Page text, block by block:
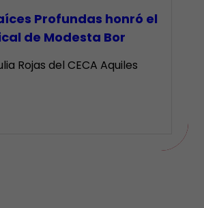
Profundas honró el
de Modesta Bor
Rojas del CECA Aquiles